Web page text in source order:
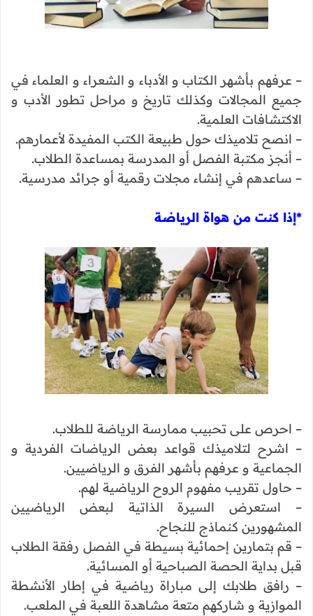
– عرفهم بأشهر الكتاب و الأدباء و الشعراء و العلماء في
جميع المجالات وكذلك تاريخ و مراحل تطور الأدب و
الاكتشافات العلمية.
– انصح تلاميذك حول طبيعة الكتب المفيدة لأعمارهم.
– أنجز مكتبة الفصل أو المدرسة بمساعدة الطلاب.
– ساعدهم في إنشاء مجلات رقمية أو جرائد مدرسية.
*إذا كنت من هواة الرياضة
– احرص على تحبيب ممارسة الرياضة للطلاب.
– اشرح لتلاميذك قواعد بعض الرياضات الفردية و
الجماعية و عرفهم بأشهر الفرق و الرياضيين.
– حاول تقريب مفهوم الروح الرياضية لهم.
– استعرض السيرة الذاتية لبعض الرياضيين
المشهورين كنماذج للنجاح.
– قم بتمارين إحمائية بسيطة في الفصل رفقة الطلاب
قبل بداية الحصة الصباحية أو المسائية.
– رافق طلابك إلى مباراة رياضية في إطار الأنشطة
الموازية و شاركهم متعة مشاهدة اللعبة في الملعب.